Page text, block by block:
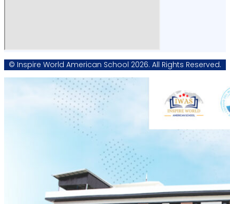
© Inspire World American School 2026. All Rights Reserved.